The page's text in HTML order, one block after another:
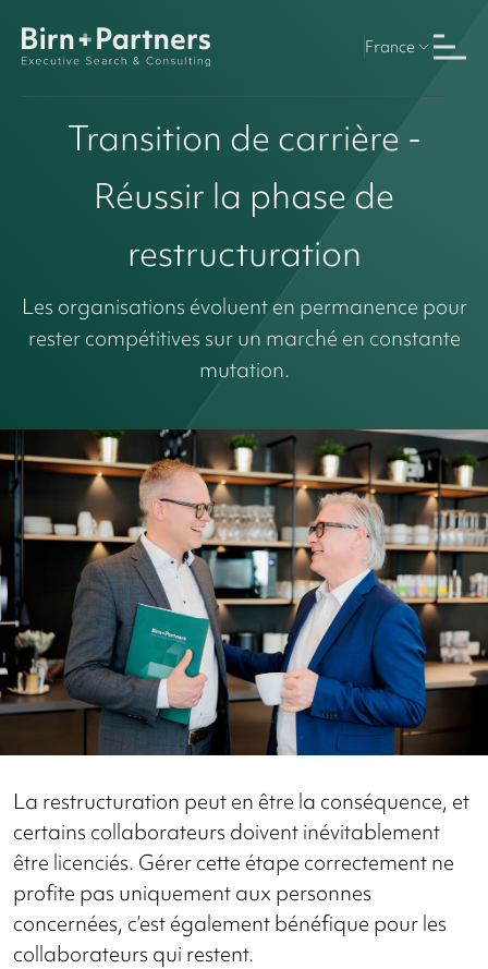
France
Transition de carrière -
Réussir la phase de
restructuration
Les organisations évoluent en permanence pour
rester compétitives sur un marché en constante
mutation.
La restructuration peut en être la conséquence, et
certains collaborateurs doivent inévitablement
être licenciés. Gérer cette étape correctement ne
profite pas uniquement aux personnes
concernées, c’est également bénéfique pour les
collaborateurs qui restent.